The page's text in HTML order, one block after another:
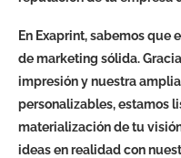
En Exaprint, sabemos
de marketing sólida.
impresión y nuestra
personalizables, estamos
materialización de tu
ideas en realidad con